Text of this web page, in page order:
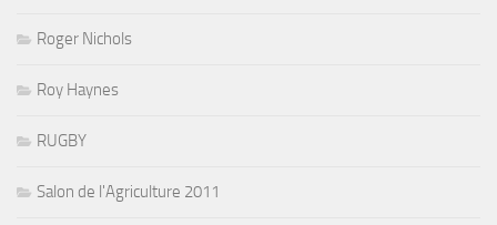
Roger Nichols
Roy Haynes
RUGBY
Salon de l'Agriculture 2011